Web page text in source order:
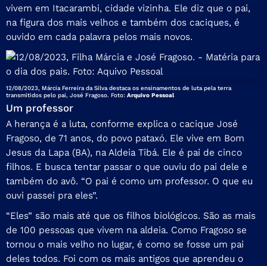
vivem em Itacarambi, cidade vizinha. Ele diz que o pai,
na figura dos mais velhos e também dos caciques, é
ouvido em cada palavra pelos mais novos.
12/08/2023, Márcia Ferreira da Silva destaca os ensinamentos de luta pela terra
transmitidos pelo pai, José Fragoso. Foto: Arquivo Pessoal
Um professor
A herança é a luta, conforme explica o cacique José
Fragoso, de 71 anos, do povo pataxó. Ele vive em Bom
Jesus da Lapa (BA), na Aldeia Tibá. Ele é pai de cinco
filhos. E busca tentar passar o que ouviu do pai dele e
também do avô. “O pai é como um professor. O que eu
ouvi passei pra eles”.
“Eles” são mais até que os filhos biológicos. São as mais
de 100 pessoas que vivem na aldeia. Como Fragoso se
tornou o mais velho no lugar, é como se fosse um pai
deles todos. Foi com os mais antigos que aprendeu o